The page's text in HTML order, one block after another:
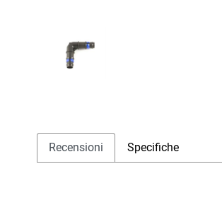
Recensioni Specifiche